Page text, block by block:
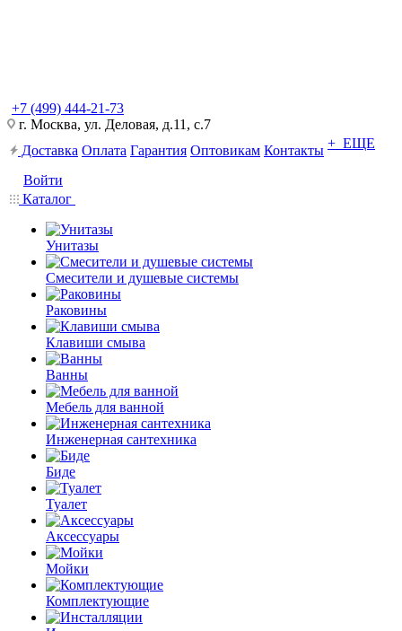
+7 (499) 444-21-73
г. Москва, ул. Деловая, д.11, с.7
Доставка Оплата Гарантия Оптовикам Контакты + ЕЩЕ
Войти
Каталог
Унитазы
Смесители и душевые системы
Раковины
Клавиши смыва
Ванны
Мебель для ванной
Инженерная сантехника
Биде
Туалет
Аксессуары
Мойки
Комплектующие